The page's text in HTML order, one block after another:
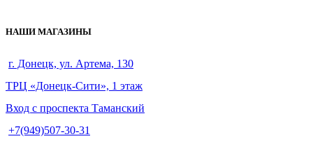
НАШИ МАГАЗИНЫ
г. Донецк, ул. Артема, 130
ТРЦ «Донецк-Сити», 1 этаж
Вход с проспекта Таманский
+7(949)507-30-31